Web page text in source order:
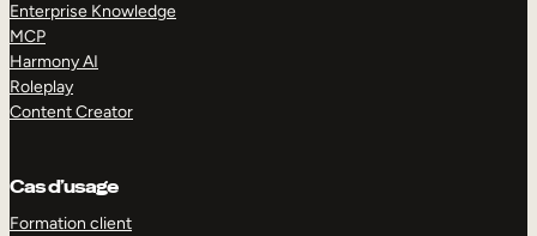
Enterprise Knowledge
MCP
Harmony AI
Roleplay
Content Creator
Cas d’usage
Formation client